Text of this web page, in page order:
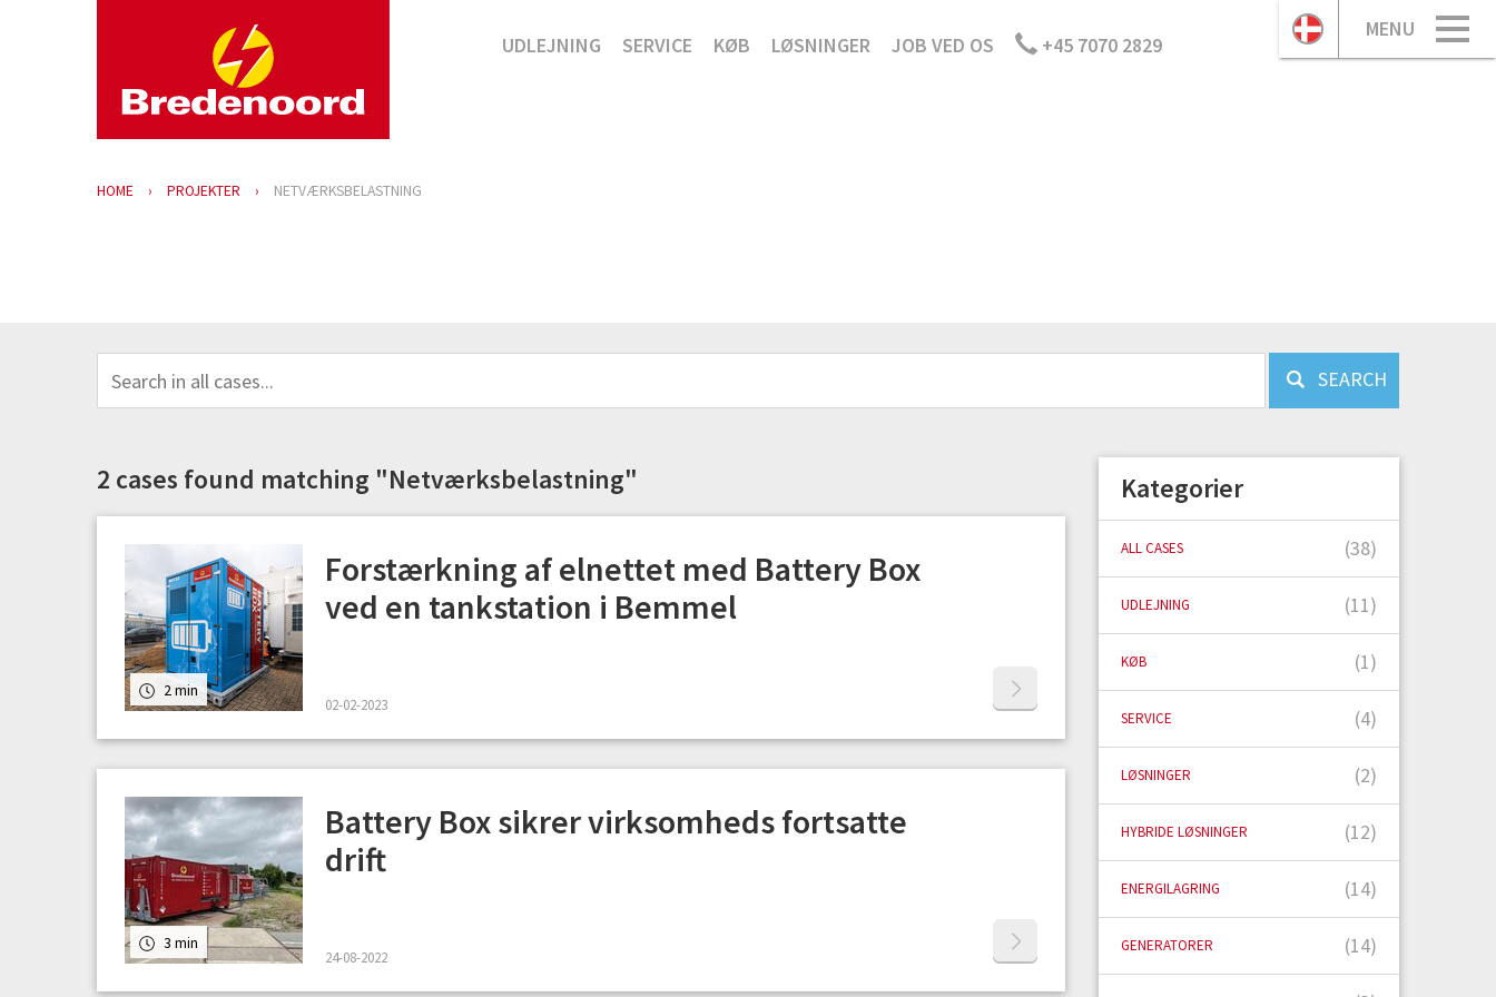
MENU
UDLEJNING SERVICE KØB LØSNINGER JOB VED OS +45 7070 2829
HOME PROJEKTER NETVÆRKSBELASTNING
SEARCH
2 cases found matching "Netværksbelastning"
2 min
Forstærkning af elnettet med Battery Box
ved en tankstation i Bemmel
02-02-2023
3 min
Battery Box sikrer virksomheds fortsatte
drift
24-08-2022
Kategorier
ALL CASES (38)
UDLEJNING (11)
KØB (1)
SERVICE (4)
LØSNINGER (2)
HYBRIDE LØSNINGER (12)
ENERGILAGRING (14)
GENERATORER (14)